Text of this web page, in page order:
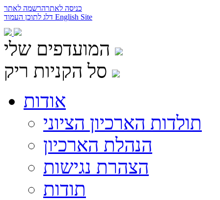
כניסה לאתרהרשמה לאתר
English Site
המועדפים שלי
סל הקניות ריק
אודות
תולדות הארכיון הציוני
הנהלת הארכיון
הצהרת נגישות
תודות